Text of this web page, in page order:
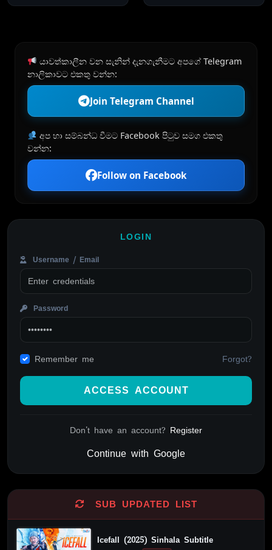
යාවත්කාලීන වන සැනින් දැනගැනීමට අපගේ Telegram
නාලිකාවට එකතු වන්න:
Join Telegram Channel
අප හා සම්බන්ධ වීමට Facebook පිටුව සමග එකතු
වන්න:
Follow on Facebook
LOGIN
Username / Email
Password
Remember me Forgot?
ACCESS ACCOUNT
Don't have an account? Register
Continue with Google
SUB UPDATED LIST
Icefall (2025) Sinhala Subtitle